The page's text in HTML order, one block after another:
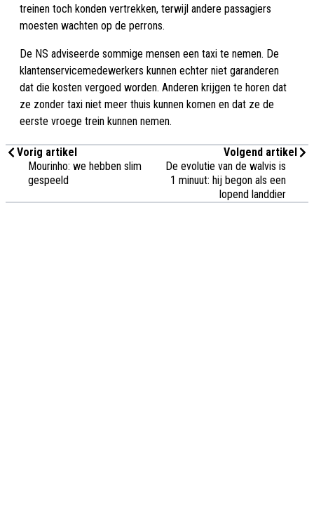
treinen toch konden vertrekken, terwijl andere passagiers
moesten wachten op de perrons.
De NS adviseerde sommige mensen een taxi te nemen. De
klantenservicemedewerkers kunnen echter niet garanderen
dat die kosten vergoed worden. Anderen krijgen te horen dat
ze zonder taxi niet meer thuis kunnen komen en dat ze de
eerste vroege trein kunnen nemen.
Vorig artikel
Mourinho: we hebben slim
gespeeld
Volgend artikel
De evolutie van de walvis is
1 minuut: hij begon als een
lopend landdier